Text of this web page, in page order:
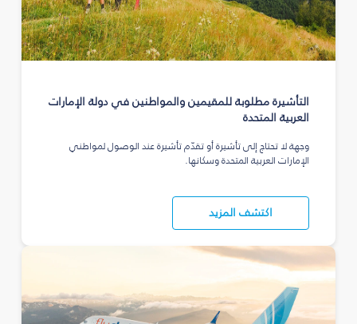
التأشيرة مطلوبة للمقيمين والمواطنين في دولة الإمارات
العربية المتحدة
وجهة لا تحتاج إلى تأشيرة أو تقدّم تأشيرة عند الوصول لمواطني
الإمارات العربية المتحدة وسكانها.
اكتشف المزيد